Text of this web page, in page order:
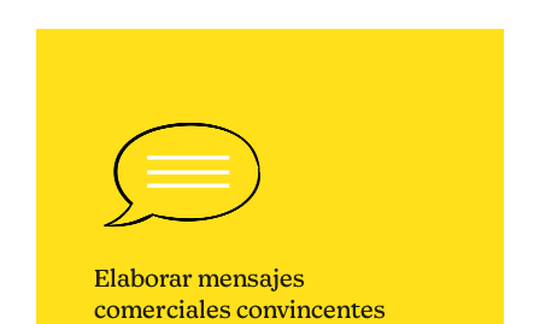
Elaborar mensajes
comerciales convincentes